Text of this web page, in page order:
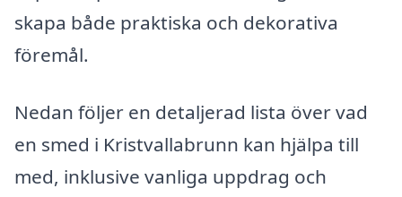
skapa både praktiska och dekorativa
föremål.
Nedan följer en detaljerad lista över vad
en smed i Kristvallabrunn kan hjälpa till
med, inklusive vanliga uppdrag och